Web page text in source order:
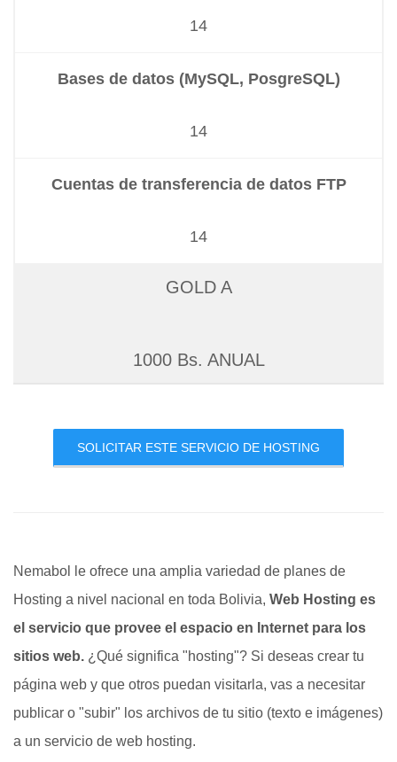
14
Bases de datos (MySQL, PosgreSQL)
14
Cuentas de transferencia de datos FTP
14
GOLD A
1000 Bs. ANUAL
SOLICITAR ESTE SERVICIO DE HOSTING
Nemabol le ofrece una amplia variedad de planes de
Hosting a nivel nacional en toda Bolivia, Web Hosting es
el servicio que provee el espacio en Internet para los
sitios web. ¿Qué significa "hosting"? Si deseas crear tu
página web y que otros puedan visitarla, vas a necesitar
publicar o "subir" los archivos de tu sitio (texto e imágenes)
a un servicio de web hosting.